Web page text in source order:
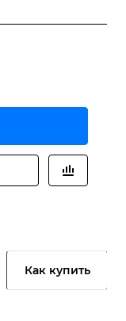
Как купить